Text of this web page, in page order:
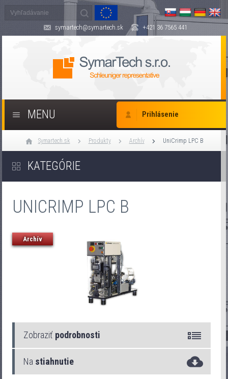
symartech@symartech.sk +421 36 7565 441
Prihlásenie
MENU
Symartech.sk Produkty Archív UniCrimp LPC B
KATEGÓRIE
UNICRIMP LPC B
Archív
Zobraziť podrobnosti
Na stiahnutie